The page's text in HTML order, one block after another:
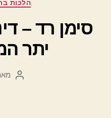
הלכות
סימן רד –
יתר